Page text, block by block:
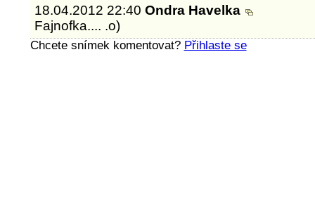
18.04.2012 22:40Ondra Havelka
Fajnofka.... .o)
Chcete snímek komentovat? Přihlaste se